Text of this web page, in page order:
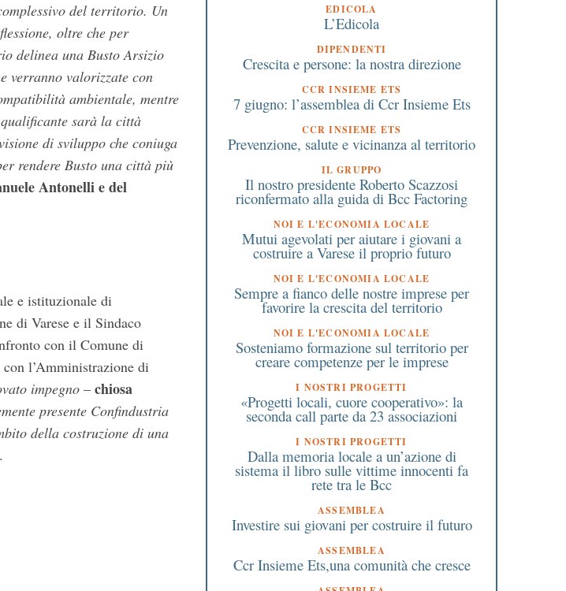
del territorio. Un
oltre che per
delinea una Busto Arsizio
verranno valorizzate con
ambientale, mentre
sarà la città
di sviluppo che coniuga
rendere Busto una città più
Antonelli e del
e istituzionale di
di Varese e il Sindaco
con il Comune di
l’Amministrazione di
impegno – chiosa
presente Confindustria
della costruzione di una
EDICOLA
L’Edicola
DIPENDENTI
Crescita e persone: la nostra direzione
CCR INSIEME ETS
7 giugno: l’assemblea di Ccr Insieme Ets
CCR INSIEME ETS
Prevenzione, salute e vicinanza al territorio
IL GRUPPO
Il nostro presidente Roberto Scazzosi
riconfermato alla guida di Bcc Factoring
NOI E L'ECONOMIA LOCALE
Mutui agevolati per aiutare i giovani a
costruire a Varese il proprio futuro
NOI E L'ECONOMIA LOCALE
Sempre a fianco delle nostre imprese per
favorire la crescita del territorio
NOI E L'ECONOMIA LOCALE
Sosteniamo formazione sul territorio per
creare competenze per le imprese
I NOSTRI PROGETTI
«Progetti locali, cuore cooperativo»: la
seconda call parte da 23 associazioni
I NOSTRI PROGETTI
Dalla memoria locale a un’azione di
sistema il libro sulle vittime innocenti fa
rete tra le Bcc
ASSEMBLEA
Investire sui giovani per costruire il futuro
ASSEMBLEA
Ccr Insieme Ets,una comunità che cresce